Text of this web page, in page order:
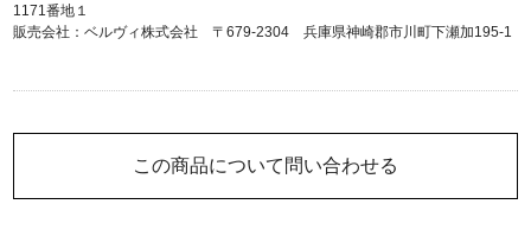
この商品について問い合わせる
1171番地１
販売会社：ベルヴィ株式会社 〒679-2304 兵庫県神崎郡市川町下瀬加195-1